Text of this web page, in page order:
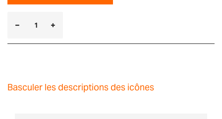
Basculer les descriptions des icônes